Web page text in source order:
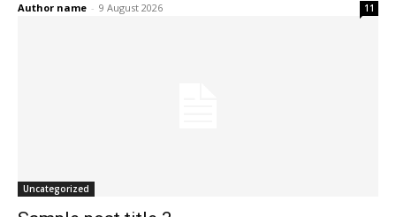
Author name - 9 August 2026 11
Uncategorized